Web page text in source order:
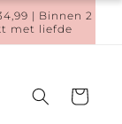
| Binnen 2
met liefde